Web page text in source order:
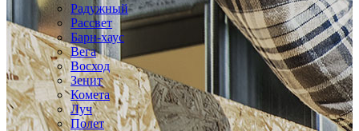
Радужный
Рассвет
Барн-хаус
Вега
Восход
Зенит
Комета
Луч
Полет